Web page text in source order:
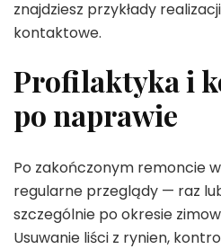
znajdziesz przykłady
kontaktowe.
Profilaktyka i
po naprawie
Po zakończonym remoncie
regularne przeglądy — raz
szczególnie po okresie
Usuwanie liści z rynien,